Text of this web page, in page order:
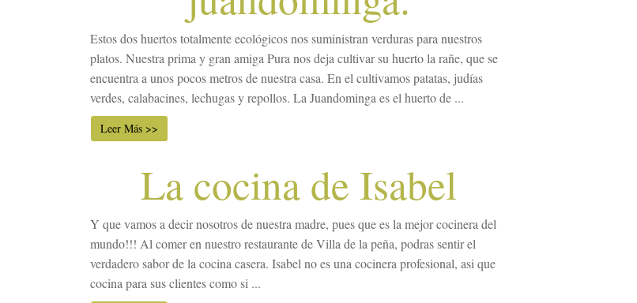
Estos dos huertos totalmente ecológicos nos suministran verduras para nuestros
platos. Nuestra prima y gran amiga Pura nos deja cultivar su huerto la rañe, que se
encuentra a unos pocos metros de nuestra casa. En el cultivamos patatas, judías
verdes, calabacines, lechugas y repollos. La Juandominga es el huerto de ...
Leer Más >>
La cocina de Isabel
Y que vamos a decir nosotros de nuestra madre, pues que es la mejor cocinera del
mundo!!! Al comer en nuestro restaurante de Villa de la peña, podras sentir el
verdadero sabor de la cocina casera. Isabel no es una cocinera profesional, asi que
cocina para sus clientes como si ...